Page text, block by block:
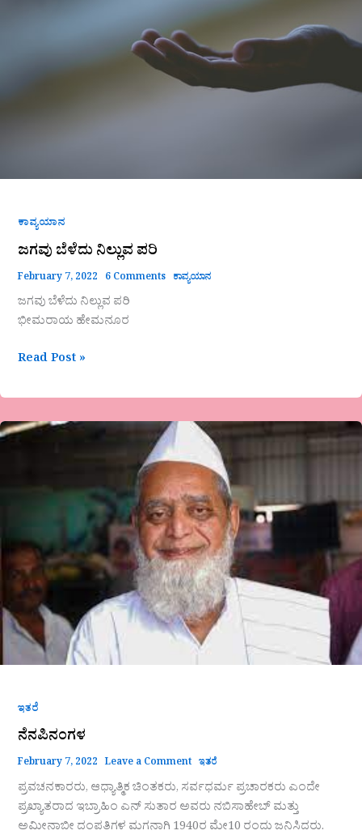
ಕಾವ್ಯಯಾನ
ಜಗವು ಬೆಳೆದು ನಿಲ್ಲುವ ಪರಿ
February 7, 2022 6 Comments ಕಾವ್ಯಯಾನ
ಜಗವು ಬೆಳೆದು ನಿಲ್ಲುವ ಪರಿ
ಭೀಮರಾಯ ಹೇಮನೂರ
Read Post »
ಇತರೆ
ನೆನಪಿನಂಗಳ
February 7, 2022 Leave a Comment ಇತರೆ
ಪ್ರವಚನಕಾರರು, ಆಧ್ಯಾತ್ಮಿಕ ಚಿಂತಕರು, ಸರ್ವಧರ್ಮ ಪ್ರಚಾರಕರು ಎಂದೇ
ಪ್ರಖ್ಯಾತರಾದ ಇಬ್ರಾಹಿಂ ಎನ್ ಸುತಾರ ಅವರು ನಬಿಸಾಹೇಬ್ ಮತ್ತು
ಅಮೀನಾಬೀ ದಂಪತಿಗಳ ಮಗನಾಗಿ 1940ರ ಮೇ10 ರಂದು ಜನಿಸಿದರು.
ನೆನಪಿನಂಗಳ